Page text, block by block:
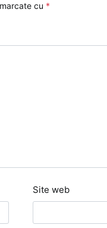
cu *
Site web